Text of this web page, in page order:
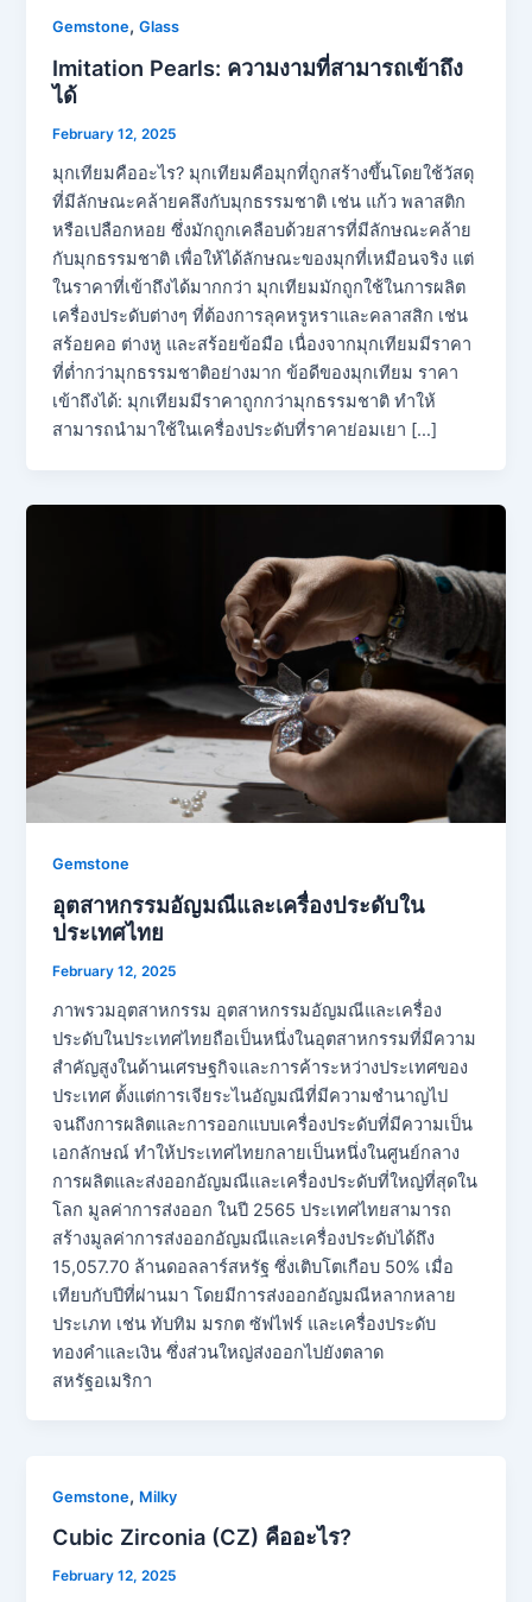
Gemstone,Glass
Imitation Pearls: ความงามที่สามารถเข้าถึง
ได้
February 12, 2025
มุกเทียมคืออะไร? มุกเทียมคือมุกที่ถูกสร้างขึ้นโดยใช้วัสดุ
ที่มีลักษณะคล้ายคลึงกับมุกธรรมชาติ เช่น แก้ว พลาสติก
หรือเปลือกหอย ซึ่งมักถูกเคลือบด้วยสารที่มีลักษณะคล้าย
กับมุกธรรมชาติ เพื่อให้ได้ลักษณะของมุกที่เหมือนจริง แต่
ในราคาที่เข้าถึงได้มากกว่า มุกเทียมมักถูกใช้ในการผลิต
เครื่องประดับต่างๆ ที่ต้องการลุคหรูหราและคลาสสิก เช่น
สร้อยคอ ต่างหู และสร้อยข้อมือ เนื่องจากมุกเทียมมีราคา
ที่ต่ำกว่ามุกธรรมชาติอย่างมาก ข้อดีของมุกเทียม ราคา
เข้าถึงได้: มุกเทียมมีราคาถูกกว่ามุกธรรมชาติ ทำให้
สามารถนำมาใช้ในเครื่องประดับที่ราคาย่อมเยา […]
Gemstone
อุตสาหกรรมอัญมณีและเครื่องประดับใน
ประเทศไทย
February 12, 2025
ภาพรวมอุตสาหกรรม อุตสาหกรรมอัญมณีและเครื่อง
ประดับในประเทศไทยถือเป็นหนึ่งในอุตสาหกรรมที่มีความ
สำคัญสูงในด้านเศรษฐกิจและการค้าระหว่างประเทศของ
ประเทศ ตั้งแต่การเจียระไนอัญมณีที่มีความชำนาญไป
จนถึงการผลิตและการออกแบบเครื่องประดับที่มีความเป็น
เอกลักษณ์ ทำให้ประเทศไทยกลายเป็นหนึ่งในศูนย์กลาง
การผลิตและส่งออกอัญมณีและเครื่องประดับที่ใหญ่ที่สุดใน
โลก มูลค่าการส่งออก ในปี 2565 ประเทศไทยสามารถ
สร้างมูลค่าการส่งออกอัญมณีและเครื่องประดับได้ถึง
15,057.70 ล้านดอลลาร์สหรัฐ ซึ่งเติบโตเกือบ 50% เมื่อ
เทียบกับปีที่ผ่านมา โดยมีการส่งออกอัญมณีหลากหลาย
ประเภท เช่น ทับทิม มรกต ซัฟไฟร์ และเครื่องประดับ
ทองคำและเงิน ซึ่งส่วนใหญ่ส่งออกไปยังตลาด
สหรัฐอเมริกา
Gemstone, Milky
Cubic Zirconia (CZ) คืออะไร?
February 12, 2025